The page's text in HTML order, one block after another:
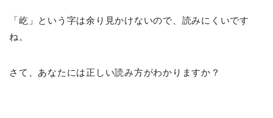
「屹」という字は余り見かけないので、読みにくいです
ね。
さて、あなたには正しい読み方がわかりますか？